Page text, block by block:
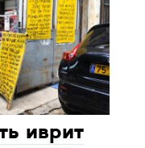
иврит